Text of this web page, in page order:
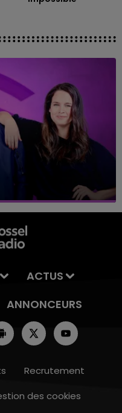
ACTUS
ANNONCEURS
Recrutement
des cookies